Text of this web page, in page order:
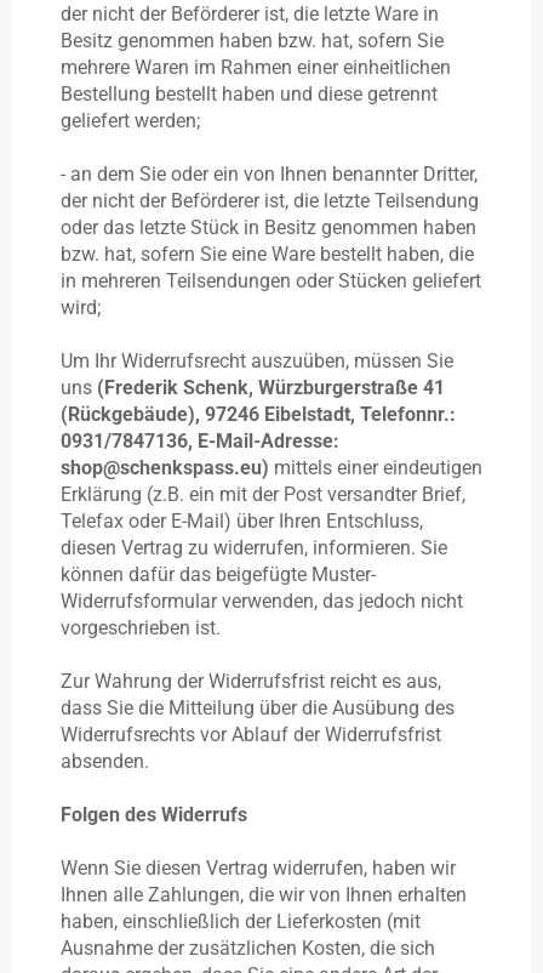
der nicht der Beförderer ist, die letzte Ware in
Besitz genommen haben bzw. hat, sofern Sie
mehrere Waren im Rahmen einer einheitlichen
Bestellung bestellt haben und diese getrennt
geliefert werden;
- an dem Sie oder ein von Ihnen benannter Dritter,
der nicht der Beförderer ist, die letzte Teilsendung
oder das letzte Stück in Besitz genommen haben
bzw. hat, sofern Sie eine Ware bestellt haben, die
in mehreren Teilsendungen oder Stücken geliefert
wird;
Um Ihr Widerrufsrecht auszuüben, müssen Sie
uns (Frederik Schenk, Würzburgerstraße 41
(Rückgebäude), 97246 Eibelstadt, Telefonnr.:
0931/7847136, E-Mail-Adresse:
shop@schenkspass.eu) mittels einer eindeutigen
Erklärung (z.B. ein mit der Post versandter Brief,
Telefax oder E-Mail) über Ihren Entschluss,
diesen Vertrag zu widerrufen, informieren. Sie
können dafür das beigefügte Muster-
Widerrufsformular verwenden, das jedoch nicht
vorgeschrieben ist.
Zur Wahrung der Widerrufsfrist reicht es aus,
dass Sie die Mitteilung über die Ausübung des
Widerrufsrechts vor Ablauf der Widerrufsfrist
absenden.
Folgen des Widerrufs
Wenn Sie diesen Vertrag widerrufen, haben wir
Ihnen alle Zahlungen, die wir von Ihnen erhalten
haben, einschließlich der Lieferkosten (mit
Ausnahme der zusätzlichen Kosten, die sich